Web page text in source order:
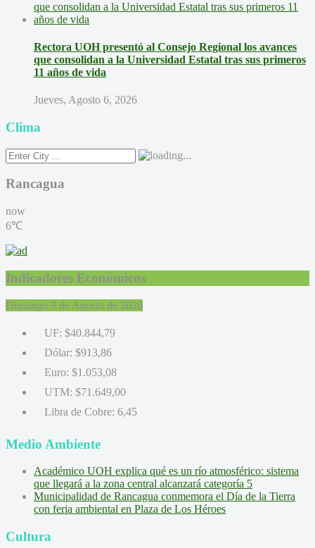
Rectora UOH presentó al Consejo Regional los avances
que consolidan a la Universidad Estatal tras sus primeros
11 años de vida
Jueves, Agosto 6, 2026
Clima
Rancagua
now
6℃
Indicadores Económicos
Domingo 9 de Agosto de 2026
UF: $40.844,79
Dólar: $913,86
Euro: $1.053,08
UTM: $71.649,00
Libra de Cobre: 6,45
Medio Ambiente
Académico UOH explica qué es un río atmosférico: sistema
que llegará a la zona central alcanzará categoría 5
Municipalidad de Rancagua conmemora el Día de la Tierra
con feria ambiental en Plaza de Los Héroes
Cultura